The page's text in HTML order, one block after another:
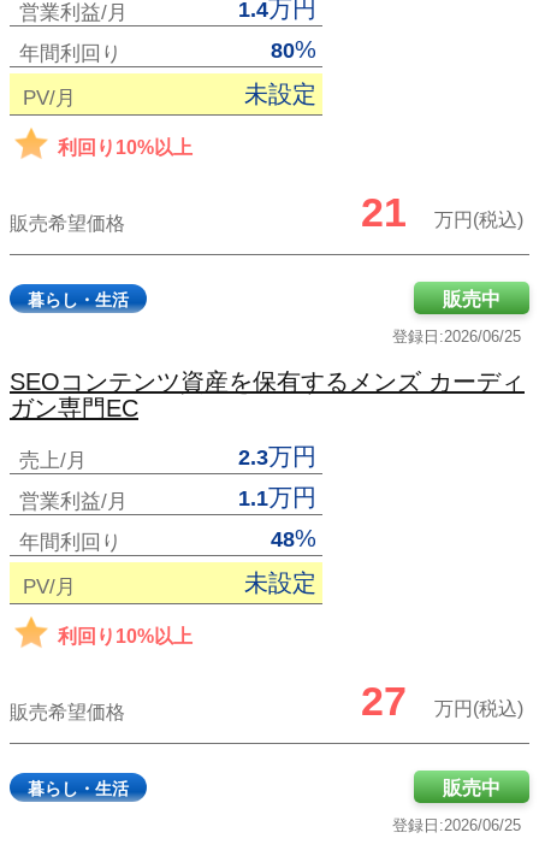
営業利益/月 1.4万円
年間利回り 80%
PV/月 未設定
利回り10%以上
販売希望価格 21 万円(税込)
暮らし・生活
登録日:2026/06/25
販売中
SEOコンテンツ資産を保有するメンズ カーディ
ガン専門EC
売上/月 2.3万円
営業利益/月 1.1万円
年間利回り 48%
PV/月 未設定
利回り10%以上
販売希望価格 27 万円(税込)
暮らし・生活
登録日:2026/06/25
販売中